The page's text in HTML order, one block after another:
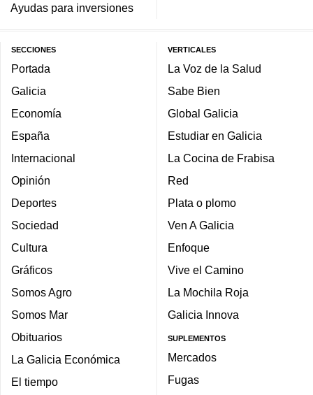
Ayudas para inversiones
SECCIONES
Portada
Galicia
Economía
España
Internacional
Opinión
Deportes
Sociedad
Cultura
Gráficos
Somos Agro
Somos Mar
Obituarios
La Galicia Económica
El tiempo
VERTICALES
La Voz de la Salud
Sabe Bien
Global Galicia
Estudiar en Galicia
La Cocina de Frabisa
Red
Plata o plomo
Ven A Galicia
Enfoque
Vive el Camino
La Mochila Roja
Galicia Innova
SUPLEMENTOS
Mercados
Fugas